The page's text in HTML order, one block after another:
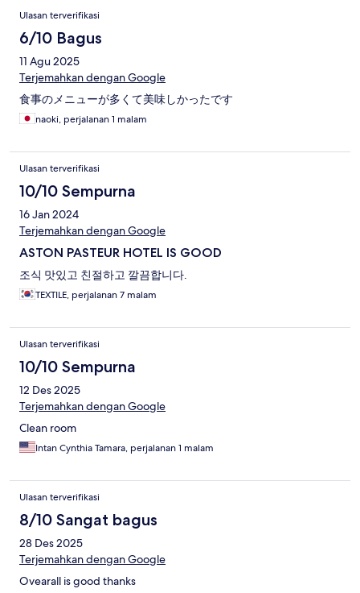
Ulasan terverifikasi
6/10 Bagus
11 Agu 2025
Terjemahkan dengan Google
食事のメニューが多くて美味しかったです
naoki, perjalanan 1 malam
Ulasan terverifikasi
10/10 Sempurna
16 Jan 2024
Terjemahkan dengan Google
ASTON PASTEUR HOTEL IS GOOD
조식 맛있고 친절하고 깔끔합니다.
TEXTILE, perjalanan 7 malam
Ulasan terverifikasi
10/10 Sempurna
12 Des 2025
Terjemahkan dengan Google
Clean room
Intan Cynthia Tamara, perjalanan 1 malam
Ulasan terverifikasi
8/10 Sangat bagus
28 Des 2025
Terjemahkan dengan Google
Ovearall is good thanks